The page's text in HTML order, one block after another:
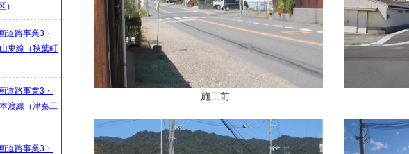
施工前
）
道路事業3・
東線（秋葉町
道路事業3・
渡線（津秦工
道路事業3・